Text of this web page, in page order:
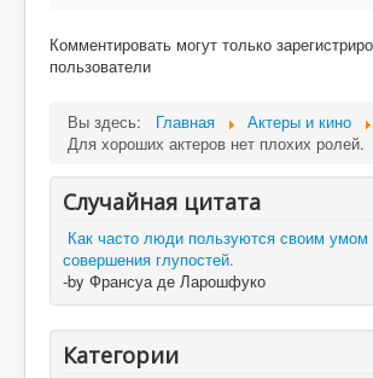
Комментировать могут только
пользователи
Вы здесь: Главная
Актеры и кино
Для хороших актеров нет плохих ролей.
Случайная цитата
Как часто люди пользуются своим
совершения глупостей.
-by Франсуа де Ларошфуко
Категории